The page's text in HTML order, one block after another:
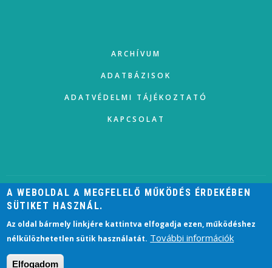
ARCHÍVUM
ADATBÁZISOK
ADATVÉDELMI TÁJÉKOZTATÓ
KAPCSOLAT
USER
MENU
BEJELENTKEZÉS
2021 © HELISCHER JÓZSEF VÁROSI KÖNYVTÁR, ESZTERGOM
A WEBOLDAL A MEGFELELŐ MŰKÖDÉS ÉRDEKÉBEN
SÜTIKET HASZNÁL.
Az oldal bármely linkjére kattintva elfogadja ezen, működéshez
nélkülözhetetlen sütik használatát. További információk
Elfogadom